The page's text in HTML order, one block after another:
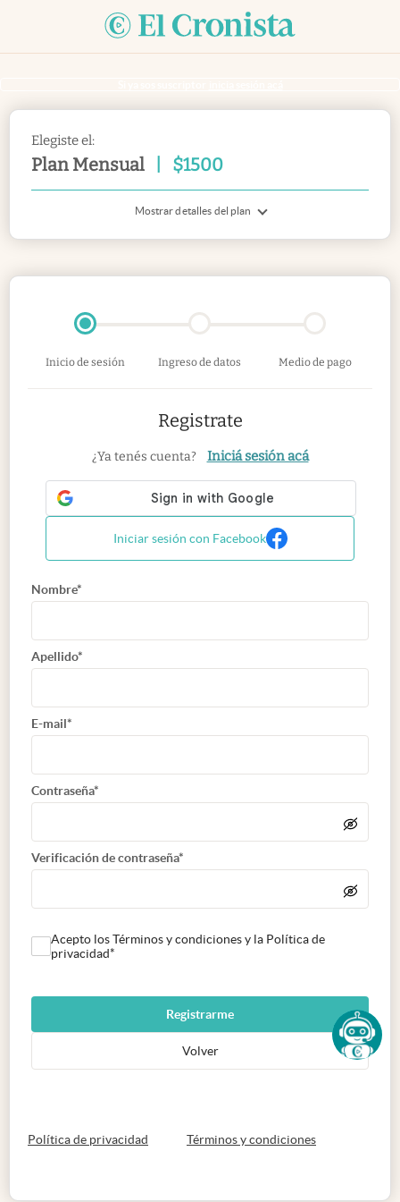
Elegiste el:
Plan Mensual $1500
Mostrar detalles del plan
Inicio de sesión Ingreso de datos Medio de pago
Registrate
¿Ya tenés cuenta? Iniciá sesión acá
Iniciar sesión con Facebook
Nombre*
Apellido*
E-mail*
Contraseña*
Verificación de contraseña*
Acepto los Términos y condiciones y la Política de
privacidad*
Registrarme
Volver
Política de privacidad abre en nueva pestaña
Términos y condicionesabre en nueva